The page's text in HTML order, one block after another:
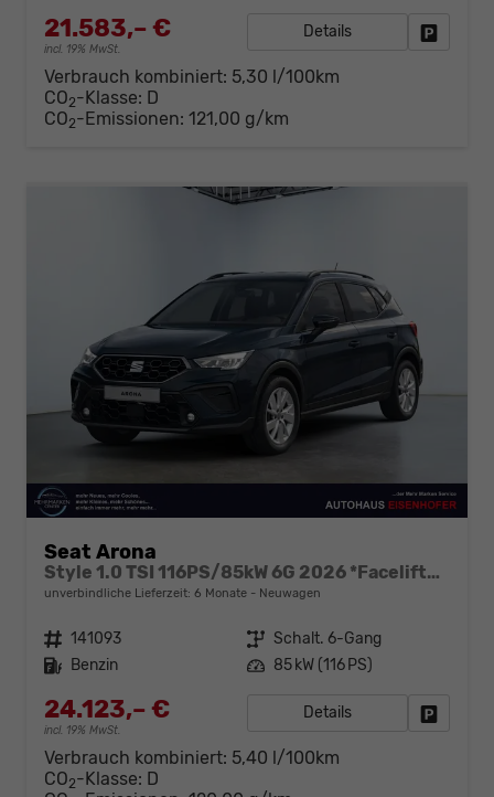
21.583,– €
incl. 19% MwSt.
Details
Verbrauch kombiniert: 5,30 l/100km
CO2-Klasse: D
CO2-Emissionen: 121,00 g/km
Seat Arona
Style 1.0 TSI 116PS/85kW 6G 2026 *Faceliftet*
unverbindliche Lieferzeit: 6 Monate Neuwagen
Fahrzeugnr. 141093 Getriebe Schalt. 6-Gang
Kraftstoff Benzin Leistung 85 kW (116 PS)
24.123,– €
incl. 19% MwSt.
Details
Verbrauch kombiniert: 5,40 l/100km
CO2-Klasse: D